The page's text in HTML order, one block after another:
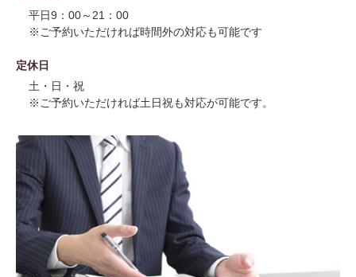
平日9：00～21：00
※ご予約いただければ時間外の対応も可能です
定休日
土・日・祝
※ご予約いただければ土日祝も対応が可能です。